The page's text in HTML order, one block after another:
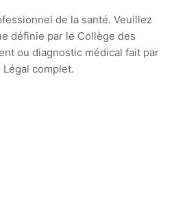
de la santé. Veuillez
définie par le Collège des
ou diagnostic médical fait par
complet.